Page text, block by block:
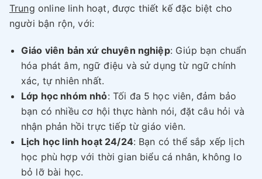
Trung online linh hoạt, được thiết kế đặc biệt cho
người bận rộn, với:
Giáo viên bản xứ chuyên nghiệp: Giúp bạn chuẩn
hóa phát âm, ngữ điệu và sử dụng từ ngữ chính
xác, tự nhiên nhất.
Lớp học nhóm nhỏ: Tối đa 5 học viên, đảm bảo
bạn có nhiều cơ hội thực hành nói, đặt câu hỏi và
nhận phản hồi trực tiếp từ giáo viên.
Lịch học linh hoạt 24/24: Bạn có thể sắp xếp lịch
học phù hợp với thời gian biểu cá nhân, không lo
bỏ lỡ bài học.